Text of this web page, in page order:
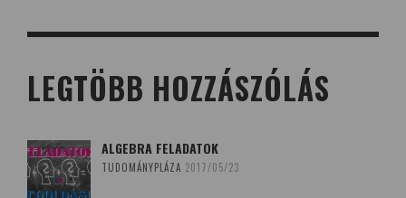
LEGTÖBB HOZZÁSZÓLÁS
ALGEBRA FELADATOK
TUDOMÁNYPLÁZA 2017/05/23